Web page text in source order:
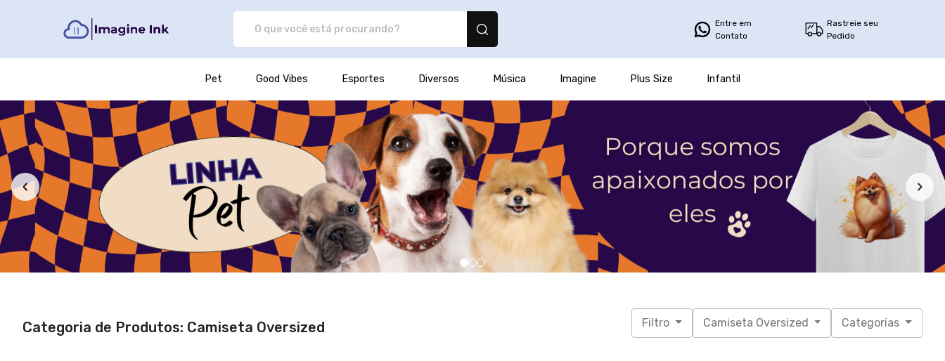
Imagine Ink - Camisetas e produtos personalizados
Entre em
Contato
Rastreie seu
Pedido
Pet Good Vibes Esportes Diversos Música Imagine Plus Size Infantil
Categoria de Produtos: Camiseta Oversized Filtro Camiseta Oversized Categorias